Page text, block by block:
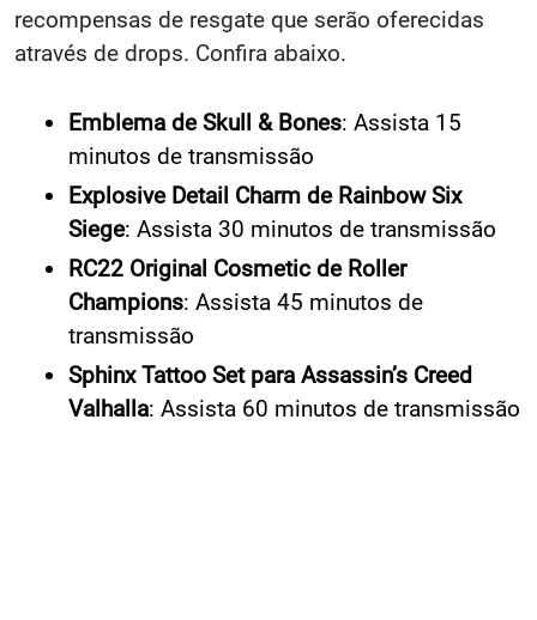
recompensas de resgate que serão oferecidas
através de drops. Confira abaixo.
Emblema de Skull & Bones: Assista 15
minutos de transmissão
Explosive Detail Charm de Rainbow Six
Siege: Assista 30 minutos de transmissão
RC22 Original Cosmetic de Roller
Champions: Assista 45 minutos de
transmissão
Sphinx Tattoo Set para Assassin’s Creed
Valhalla: Assista 60 minutos de transmissão